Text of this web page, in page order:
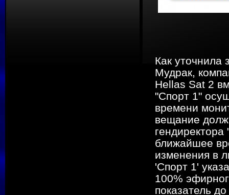
Как уточнила
Мудрак,
Hellas Sat 2
"Спорт 1"
времени
вещание
ближайшее
изменения в
'Спорт 1'
100%
показатель